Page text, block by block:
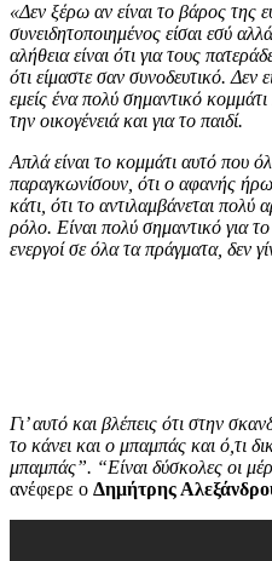
«Δεν ξέρω αν είναι το βάρος της
συνειδητοποιημένος είσαι εσύ
αλήθεια είναι ότι για τους
ότι είμαστε σαν συνοδευτικό. Δεν
εμείς ένα πολύ σημαντικό
την οικογένειά και για το παιδί.
Απλά είναι το κομμάτι αυτό που
παραγκωνίσουν, ότι ο αφανής
κάτι, ότι το αντιλαμβάνεται πολύ
ρόλο. Είναι πολύ σημαντικό για το
ενεργοί σε όλα τα πράγματα, δεν
Γι’ αυτό και βλέπεις ότι στην
το κάνει και ο μπαμπάς και ό,τι
μπαμπάς”. “Είναι δύσκολες οι
ανέφερε ο Δημήτρης